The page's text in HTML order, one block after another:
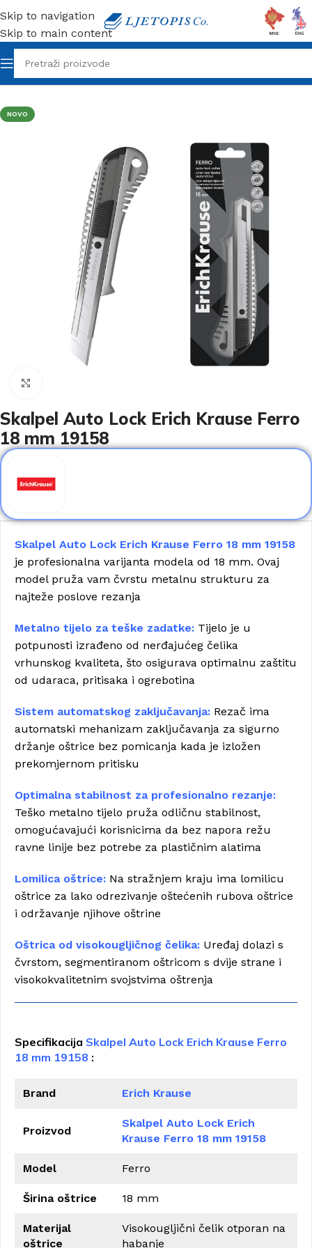
Skip to navigation
Skip to main content
Početna/ Erich Krause
NOVO
Skalpel Auto Lock Erich Krause Ferro
18 mm 19158
Skalpel Auto Lock Erich Krause Ferro 18 mm 19158
je profesionalna varijanta modela od 18 mm. Ovaj
model pruža vam čvrstu metalnu strukturu za
najteže poslove rezanja
Metalno tijelo za teške zadatke: Tijelo je u
potpunosti izrađeno od nerđajućeg čelika
vrhunskog kvaliteta, što osigurava optimalnu zaštitu
od udaraca, pritisaka i ogrebotina
Sistem automatskog zaključavanja: Rezač ima
automatski mehanizam zaključavanja za sigurno
držanje oštrice bez pomicanja kada je izložen
prekomjernom pritisku
Optimalna stabilnost za profesionalno rezanje:
Teško metalno tijelo pruža odličnu stabilnost,
omogućavajući korisnicima da bez napora režu
ravne linije bez potrebe za plastičnim alatima
Lomilica oštrice: Na stražnjem kraju ima lomilicu
oštrice za lako odrezivanje oštećenih rubova oštrice
i održavanje njihove oštrine
Oštrica od visokougljičnog čelika: Uređaj dolazi s
čvrstom, segmentiranom oštricom s dvije strane i
visokokvalitetnim svojstvima oštrenja
Specifikacija Skalpel Auto Lock Erich Krause Ferro
18 mm 19158 :
Brand Erich Krause
Proizvod
Skalpel Auto Lock Erich
Krause Ferro 18 mm 19158
Model Ferro
Širina oštrice 18 mm
Materijal
oštrice
Visokougljični čelik otporan na
habanje